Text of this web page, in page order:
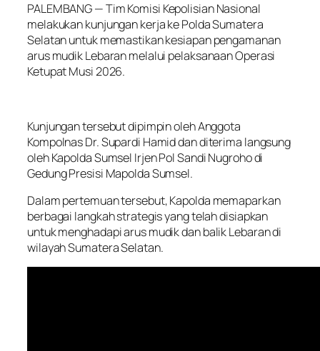
PALEMBANG — Tim Komisi Kepolisian Nasional
melakukan kunjungan kerja ke Polda Sumatera
Selatan untuk memastikan kesiapan pengamanan
arus mudik Lebaran melalui pelaksanaan Operasi
Ketupat Musi 2026.
Kunjungan tersebut dipimpin oleh Anggota
Kompolnas Dr. Supardi Hamid dan diterima langsung
oleh Kapolda Sumsel Irjen Pol Sandi Nugroho di
Gedung Presisi Mapolda Sumsel.
Dalam pertemuan tersebut, Kapolda memaparkan
berbagai langkah strategis yang telah disiapkan
untuk menghadapi arus mudik dan balik Lebaran di
wilayah Sumatera Selatan.